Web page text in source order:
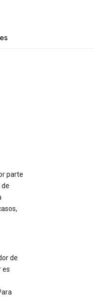
parte
de
es